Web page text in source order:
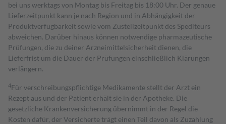
bei uns werktags von Montag bis Freitag bis 18:00 Uhr. Der genaue
Lieferzeitpunkt kann je nach Region und in Abhängigkeit der
Produktverfügbarkeit sowie vom Zustellzeitpunkt des Spediteurs
abweichen. Darüber hinaus können notwendige pharmazeutische
Prüfungen, die zu deiner Arzneimittelsicherheit dienen, die
Lieferfrist um die Dauer der Prüfungen einschließlich Klärungen
verlängern.
4Für verschreibungspflichtige Medikamente stellt der Arzt ein
Rezept aus und der Patient erhält sie in der Apotheke. Die
gesetzliche Krankenversicherung übernimmt in der Regel die
Kosten dafür, der Versicherte trägt einen Teil davon als Zuzahlung